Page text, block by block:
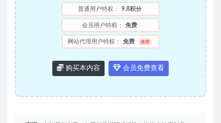
普通用户特权： 9.8积分
会员用户特权： 免费
网站代理用户特权： 免费 推荐
购买本内容 会员免费查看